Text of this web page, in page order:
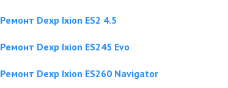
Ремонт Dexp Ixion ES2 4.5
Ремонт Dexp Ixion ES245 Evo
Ремонт Dexp Ixion ES260 Navigator